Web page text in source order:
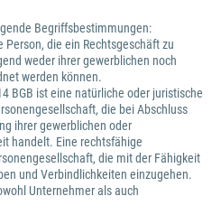
Begriffsbestimmungen:
die ein Rechtsgeschäft zu
weder ihrer gewerblichen noch
werden können.
BGB ist eine natürliche oder juristische
die bei Abschluss
ihrer gewerblichen oder
handelt. Eine rechtsfähige
die mit der Fähigkeit
und Verbindlichkeiten einzugehen.
Unternehmer als auch